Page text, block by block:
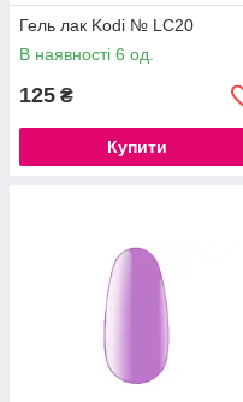
Гель лак Kodi № LC20
В наявності 6 од.
125 ₴
Купити